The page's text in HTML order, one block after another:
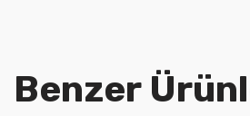
Benzer